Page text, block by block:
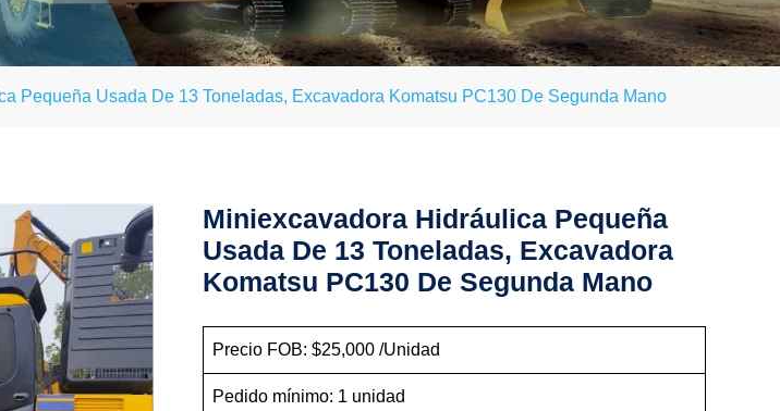
Pequeña Usada De 13 Toneladas, Excavadora Komatsu PC130 De Segunda Mano
Miniexcavadora Hidráulica Pequeña
Usada De 13 Toneladas, Excavadora
Komatsu PC130 De Segunda Mano
Precio FOB: $25,000 /Unidad
Pedido mínimo: 1 unidad